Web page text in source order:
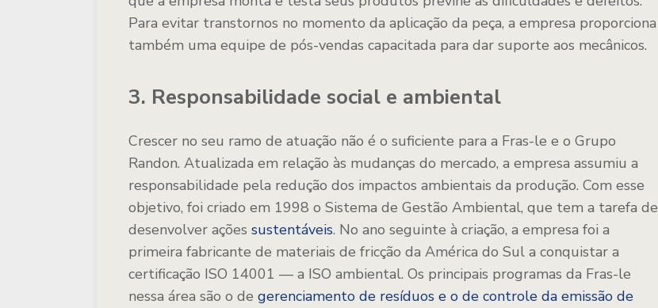
Para evitar transtornos no momento da aplicação da peça, a empresa proporciona
também uma equipe de pós-vendas capacitada para dar suporte aos mecânicos.
3. Responsabilidade social e ambiental
Crescer no seu ramo de atuação não é o suficiente para a Fras-le e o Grupo
Randon. Atualizada em relação às mudanças do mercado, a empresa assumiu a
responsabilidade pela redução dos impactos ambientais da produção. Com esse
objetivo, foi criado em 1998 o Sistema de Gestão Ambiental, que tem a tarefa de
desenvolver ações sustentáveis. No ano seguinte à criação, a empresa foi a
primeira fabricante de materiais de fricção da América do Sul a conquistar a
certificação ISO 14001 — a ISO ambiental. Os principais programas da Fras-le
nessa área são o de gerenciamento de resíduos e o de controle da emissão de